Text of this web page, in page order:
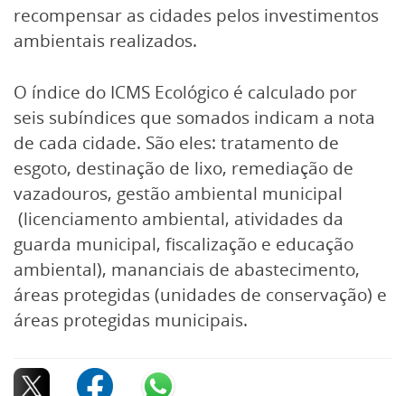
recompensar as cidades pelos investimentos
ambientais realizados.
O índice do ICMS Ecológico é calculado por
seis subíndices que somados indicam a nota
de cada cidade. São eles: tratamento de
esgoto, destinação de lixo, remediação de
vazadouros, gestão ambiental municipal
(licenciamento ambiental, atividades da
guarda municipal, fiscalização e educação
ambiental), mananciais de abastecimento,
áreas protegidas (unidades de conservação) e
áreas protegidas municipais.